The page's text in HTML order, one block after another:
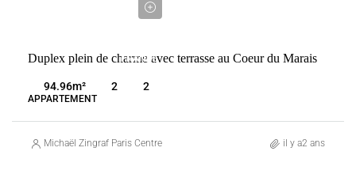
FRANCE
Duplex plein de charme avec terrasse au Coeur du Marais
94.96m² 2 2
APPARTEMENT
Michaël Zingraf Paris Centre il y a2 ans